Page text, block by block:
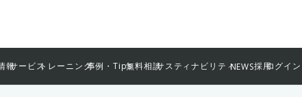
報サービストレーニング事例・Tips無料相談サスティナビリティNEWS採用ログイン